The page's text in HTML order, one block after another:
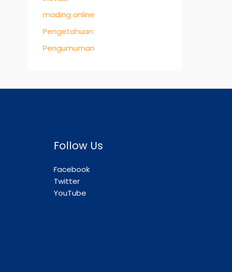
mading online
Pengetahuan
Pengumuman
Follow Us
Facebook
Twitter
YouTube